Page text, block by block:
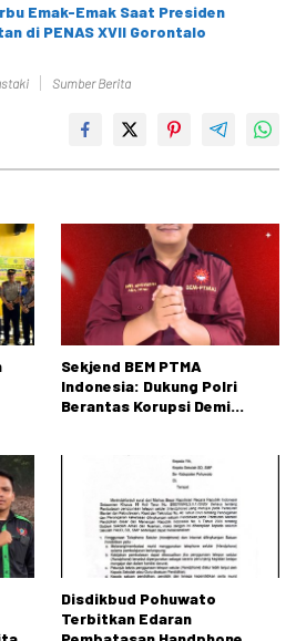
Emak-Emak Saat Presiden
di PENAS XVII Gorontalo
Sumber Berita
Sekjend BEM PTMA
Indonesia: Dukung Polri
Berantas Korupsi Demi
Disdikbud Pohuwato
Terbitkan Edaran